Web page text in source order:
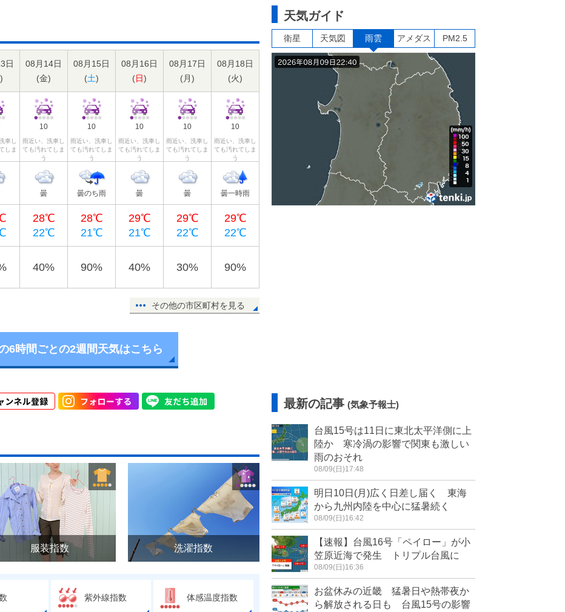
日
)
08月14日
(金)
08月15日
(土)
08月16日
(日)
08月17日
(月)
08月18日
(火)
車し
しま
10
雨近い、洗車し
ても汚れてしま
う
10
雨近い、洗車し
ても汚れてしま
う
10
雨近い、洗車し
ても汚れてしま
う
10
雨近い、洗車し
ても汚れてしま
う
10
雨近い、洗車し
ても汚れてしま
う
曇 曇のち雨 曇 曇 曇一時雨
28℃
22℃
28℃
21℃
29℃
21℃
29℃
22℃
29℃
22℃
40% 90% 40% 30% 90%
その他の市区町村を見る
6時間ごとの2週間天気はこちら
服装指数 洗濯指数
紫外線指数 体感温度指数
天気ガイド
衛星 天気図 雨雲 アメダス PM2.5
最新の記事 (気象予報士)
台風15号は11日に東北太平洋側に上
陸か 寒冷渦の影響で関東も激しい
雨のおそれ
08/09(日)17:48
明日10日(月)広く日差し届く 東海
から九州内陸を中心に猛暑続く
08/09(日)16:42
【速報】台風16号「ペイロー」が小
笠原近海で発生 トリプル台風に
08/09(日)16:36
お盆休みの近畿 猛暑日や熱帯夜か
ら解放される日も 台風15号の影響